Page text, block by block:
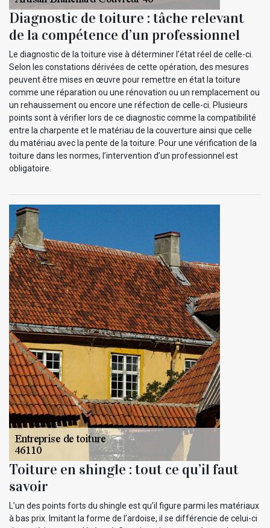
Diagnostic de toiture : tâche relevant
de la compétence d’un professionnel
Le diagnostic de la toiture vise à déterminer l’état réel de celle-ci.
Selon les constations dérivées de cette opération, des mesures
peuvent être mises en œuvre pour remettre en état la toiture
comme une réparation ou une rénovation ou un remplacement ou
un rehaussement ou encore une réfection de celle-ci. Plusieurs
points sont à vérifier lors de ce diagnostic comme la compatibilité
entre la charpente et le matériau de la couverture ainsi que celle
du matériau avec la pente de la toiture. Pour une vérification de la
toiture dans les normes, l’intervention d’un professionnel est
obligatoire.
Toiture en shingle : tout ce qu’il faut
savoir
L’un des points forts du shingle est qu’il figure parmi les matériaux
à bas prix. Imitant la forme de l’ardoise, il se différencie de celui-ci